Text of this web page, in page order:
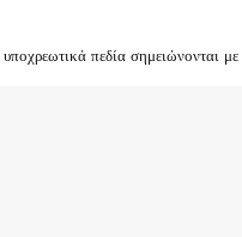
πεδία σημειώνονται με